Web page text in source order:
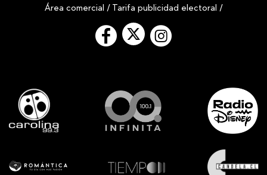
Área comercial / Tarifa publicidad electoral /